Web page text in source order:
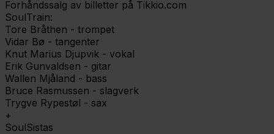
Forhåndssalg av billetter på Tikkio.com
SoulTrain:
Tore Bråthen - trompet
Vidar Bø - tangenter
Knut Marius Djupvik - vokal
Erik Gunvaldsen - gitar
Wallen Mjåland - bass
Bruce Rasmussen - slagverk
Trygve Rypestøl - sax
+
SoulSistas